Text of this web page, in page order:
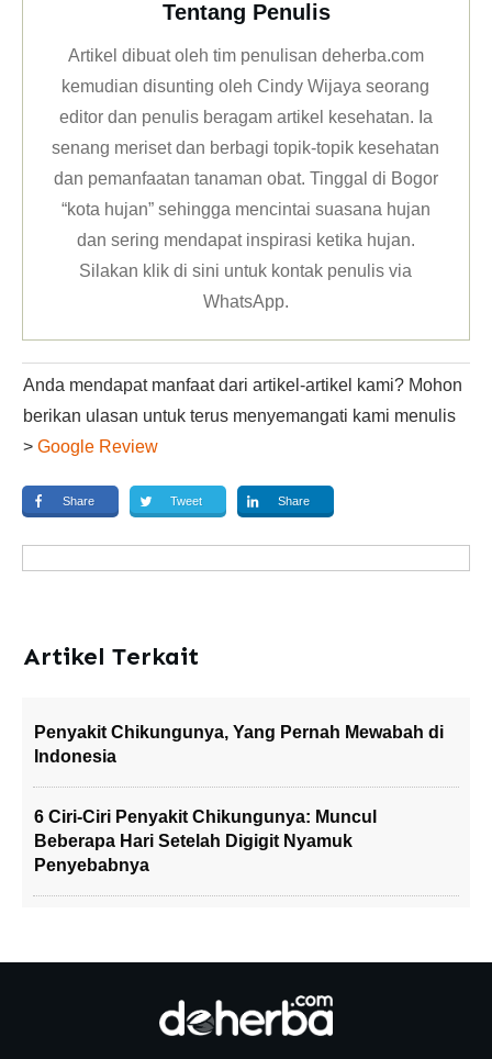
Tentang Penulis
Artikel dibuat oleh tim penulisan deherba.com
kemudian disunting oleh Cindy Wijaya seorang
editor dan penulis beragam artikel kesehatan. Ia
senang meriset dan berbagi topik-topik kesehatan
dan pemanfaatan tanaman obat. Tinggal di Bogor
“kota hujan” sehingga mencintai suasana hujan
dan sering mendapat inspirasi ketika hujan.
Silakan klikdi sini untuk kontak penulis via
WhatsApp.
Anda mendapat manfaat dari artikel-artikel kami? Mohon
berikan ulasan untuk terus menyemangati kami menulis
> Google Review
Share Tweet Share
Artikel Terkait
Penyakit Chikungunya, Yang Pernah Mewabah di
Indonesia
6 Ciri-Ciri Penyakit Chikungunya: Muncul
Beberapa Hari Setelah Digigit Nyamuk
Penyebabnya